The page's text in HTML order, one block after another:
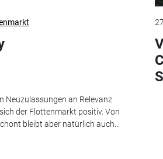
Neuzulassungen an Relevanz
der Flottenmarkt positiv. Von
bleibt aber natürlich auch...